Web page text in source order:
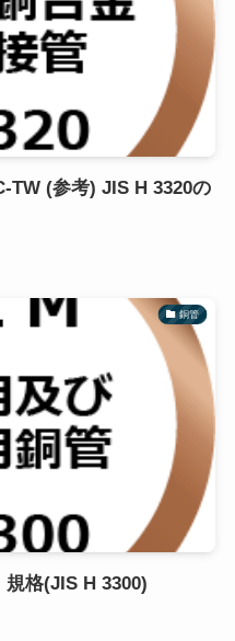
TW (参考) JIS H 3320の
銅管
格(JIS H 3300)